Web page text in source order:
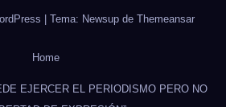
| Tema: Newsup de Themeansar
Home
EJERCER EL PERIODISMO PERO NO